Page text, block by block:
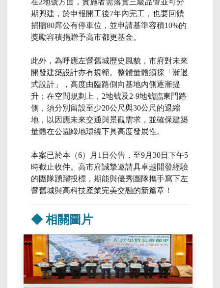
在2地號方面，實施者需落實三級品管並可分
期興建，於申報開工後7年內完工，也要回饋
捐贈80席公有停車位，並申請基準容積10%的
獎勵容積捐贈予高市都更基金。
此外，為呼應左營舊城歷史風貌，市府對未來
開發建築設計亦有規範。整體量體須採「漸退
式設計」，高度由臨路側向基地內側逐漸提
升；在空間規劃上，2地號及2-9地號臨東門路
側，須分別留設至少20公尺與30公尺的退縮
地，以因應未來交通與景觀需求，並確保建築
量體在公園綠地環繞下具高度發展性。
本案已於本（6）月1日公告，至9月30日下午5
時截止收件。高市府誠摯邀請具卓越開發經驗
的團隊踴躍投標，期能與優秀團隊攜手寫下左
營舊城與高科技產業完美交融的新篇章！
◆ 相關圖片